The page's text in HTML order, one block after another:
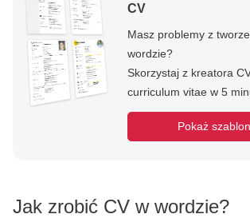
CV
Masz problemy z
wordzie?
Skorzystaj z kreatora
curriculum vitae w 5
Pokaż
Jak zrobić CV w wordzie?